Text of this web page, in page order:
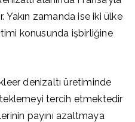
Yakın zamanda ise iki ülke
konusunda işbirliğine
denizaltı üretiminde
tercih etmektedir
payını azaltmaya